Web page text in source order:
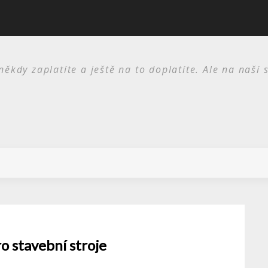
zaplatíte a ještě na to doplatíte. Ale na naší
stavební stroje